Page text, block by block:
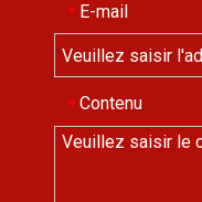
* E-mail
* Contenu